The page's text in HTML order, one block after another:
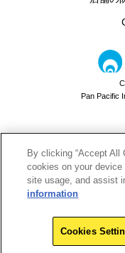
Pan Pacific
By clicking “Accept All
cookies on your
site usage, and assist
information
Cookies
ドン・キホ
ドンキでお